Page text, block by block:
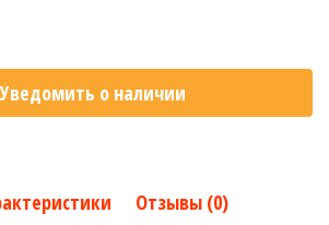
о наличии
Отзывы (0)